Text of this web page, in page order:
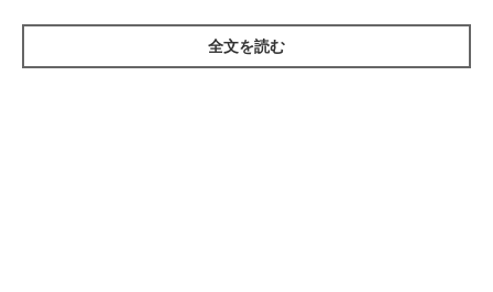
す。“元気だから”、“若いから”と、「愛猫に検査は必要ない」と
思いがちですが、健康なときのデータ数値と比較できるよう、定
全文を読む